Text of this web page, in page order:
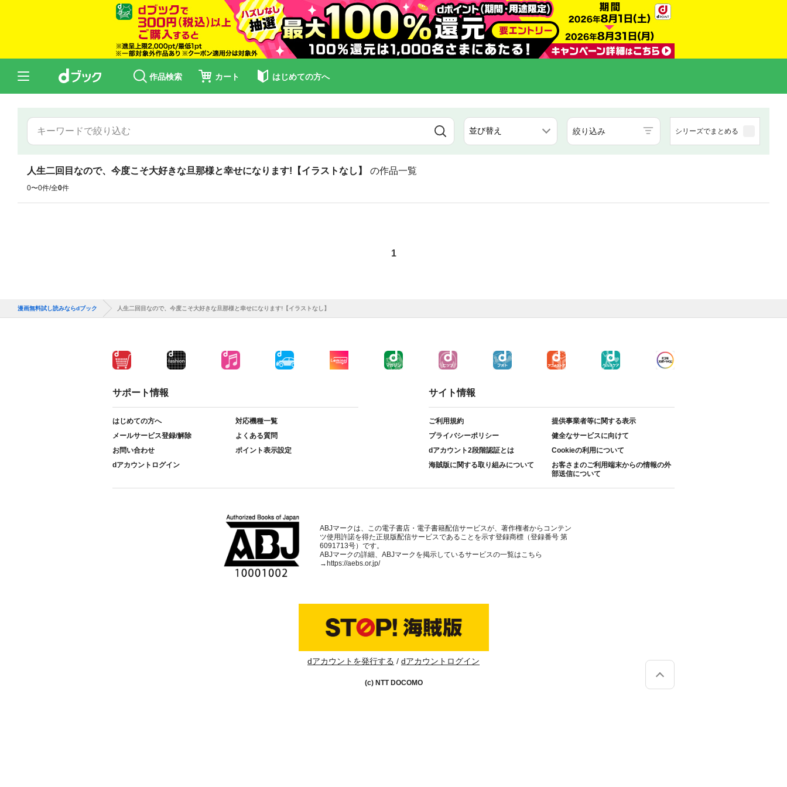
作品検索 カート はじめての方へ
絞り込み シリーズでまとめる
人生二回目なので、今度こそ大好きな旦那様と幸せになります!【イラストなし】 の作品一覧
0〜0件/全0件
1
漫画無料試し読みならdブック 人生二回目なので、今度こそ大好きな旦那様と幸せになります!【イラストなし】
サポート情報
はじめての方へ
対応機種一覧
メールサービス登録/解除
よくある質問
お問い合わせ
ポイント表示設定
dアカウントログイン
サイト情報
ご利用規約
提供事業者等に関する表示
プライバシーポリシー
健全なサービスに向けて
dアカウント2段階認証とは
Cookieの利用について
海賊版に関する取り組みについて
お客さまのご利用端末からの情報の外
部送信について
ABJマークは、この電子書店・電子書籍配信サービスが、著作権者からコンテン
ツ使用許諾を得た正規版配信サービスであることを示す登録商標（登録番号 第
6091713号）です。
ABJマークの詳細、ABJマークを掲示しているサービスの一覧はこちら
→ https://aebs.or.jp/
dアカウントを発行する dアカウントログイン
(c) NTT DOCOMO